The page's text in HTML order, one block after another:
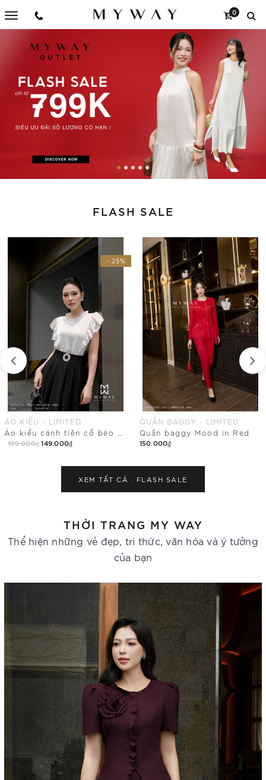
0
FLASH SALE
- 25%
ÁO KIỂU - LIMITED
199.000₫ 149.000₫
QUẦN BAGGY - LIMITED
Quần baggy Mood in Red
150.000₫
XEM TẤT CẢ . FLASH SALE
THỜI TRANG MY WAY
Thể hiện những vẻ đẹp, tri thức, văn hóa và ý tưởng
của bạn